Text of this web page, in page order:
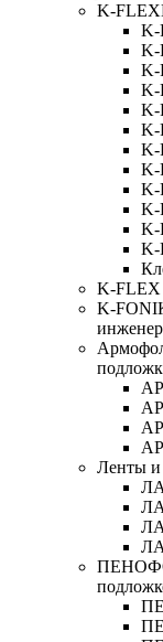
K-FLEX
K-
K-
K-
K-
K-
K-
K-
K-
K-
K-
K-
K-
K-
K-
Ленты